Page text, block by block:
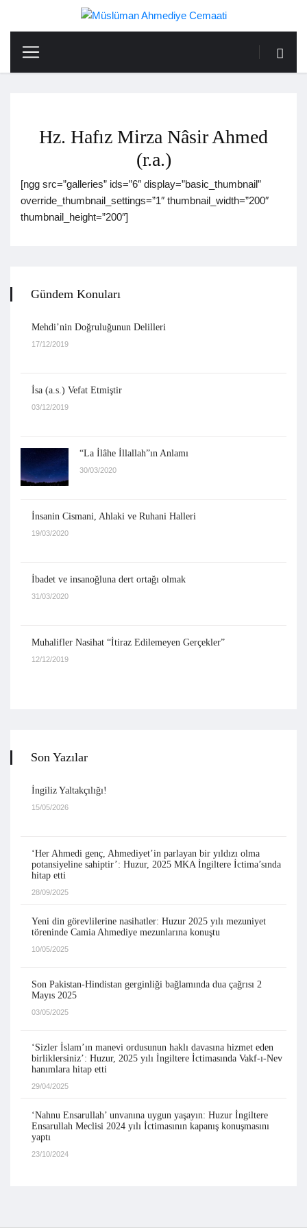
Hz. Hafız Mirza Nâsir Ahmed
(r.a.)
[ngg src=”galleries” ids=”6″ display=”basic_thumbnail”
override_thumbnail_settings=”1″ thumbnail_width=”200″
thumbnail_height=”200″]
Gündem Konuları
Mehdi’nin Doğruluğunun Delilleri
17/12/2019
İsa (a.s.) Vefat Etmiştir
03/12/2019
“La İlâhe İllallah”ın Anlamı
30/03/2020
İnsanin Cismani, Ahlaki ve Ruhani Halleri
19/03/2020
İbadet ve insanoğluna dert ortağı olmak
31/03/2020
Muhalifler Nasihat “İtiraz Edilemeyen Gerçekler”
12/12/2019
Son Yazılar
İngiliz Yaltakçılığı!
15/05/2026
‘Her Ahmedi genç, Ahmediyet’in parlayan bir yıldızı olma
potansiyeline sahiptir’: Huzur, 2025 MKA İngiltere İctima’sında
hitap etti
28/09/2025
Yeni din görevlilerine nasihatler: Huzur 2025 yılı mezuniyet
töreninde Camia Ahmediye mezunlarına konuştu
10/05/2025
Son Pakistan-Hindistan gerginliği bağlamında dua çağrısı 2
Mayıs 2025
03/05/2025
‘Sizler İslam’ın manevi ordusunun haklı davasına hizmet eden
birliklersiniz’: Huzur, 2025 yılı İngiltere İctimasında Vakf-ı-Nev
hanımlara hitap etti
29/04/2025
‘Nahnu Ensarullah’ unvanına uygun yaşayın: Huzur İngiltere
Ensarullah Meclisi 2024 yılı İctimasının kapanış konuşmasını
yaptı
23/10/2024